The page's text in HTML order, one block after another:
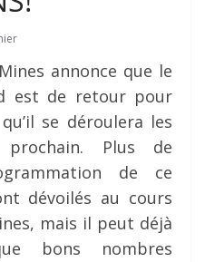
annonce que le
est de retour pour
se déroulera les
Plus de
de ce
dévoilés au cours
mais il peut déjà
bons nombres